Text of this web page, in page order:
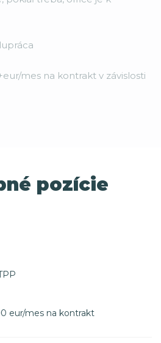
mes na kontrakt v závislosti
pozície
eur/mes na kontrakt